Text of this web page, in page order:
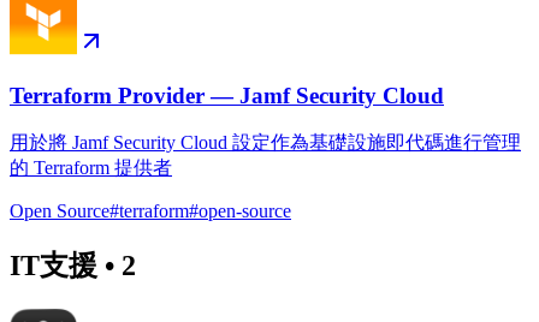
Terraform Provider — Jamf Security Cloud
用於將 Jamf Security Cloud 設定作為基礎設施即代碼進行管理
的 Terraform 提供者
Open Source#terraform#open-source
IT支援 • 2